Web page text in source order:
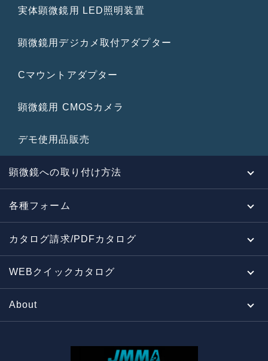
実体顕微鏡用 LED照明装置
顕微鏡用デジカメ取付アダプター
Cマウントアダプター
顕微鏡用 CMOSカメラ
デモ使用品販売
顕微鏡への取り付け方法
各種フォーム
カタログ請求/PDFカタログ
WEBクイックカタログ
About